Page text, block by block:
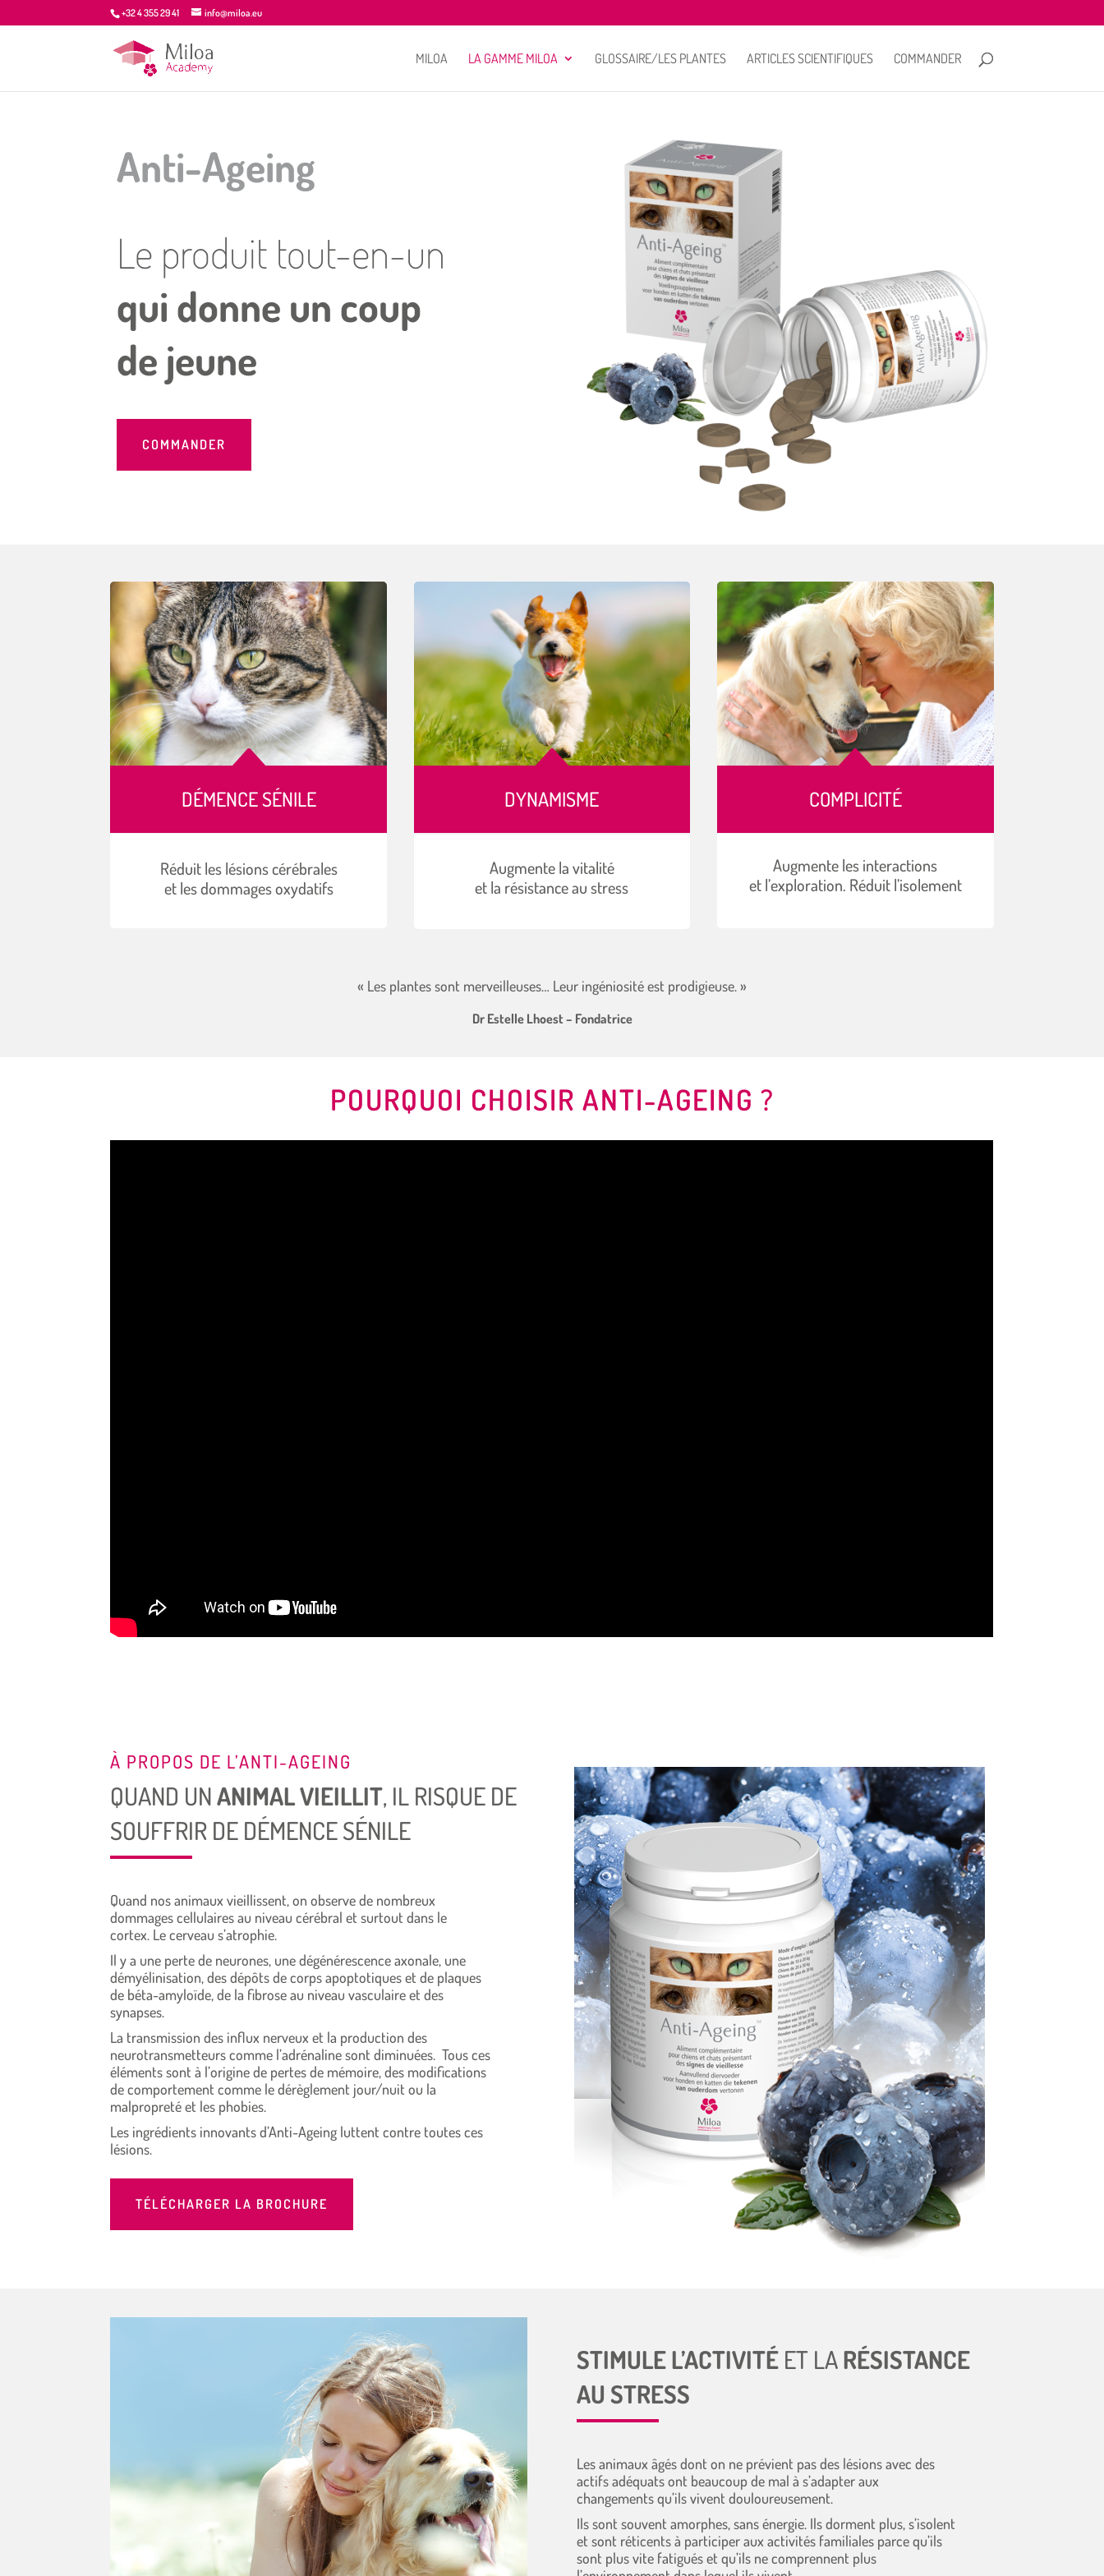
+32 4 355 29 41 info@miloa.eu
MILOA LA GAMME MILOA GLOSSAIRE/LES PLANTES ARTICLES SCIENTIFIQUES COMMANDER
Anti-Ageing
Le produit tout-en-un
qui donne un coup
de jeune
COMMANDER
B
DÉMENCE SÉNILE
Réduit les lésions cérébrales
et les dommages oxydatifs
B
DYNAMISME
Augmente la vitalité
et la résistance au stress
B
COMPLICITÉ
Augmente les interactions
et l’exploration. Réduit l’isolement
« Les plantes sont merveilleuses… Leur ingéniosité est prodigieuse. »
Dr Estelle Lhoest – Fondatrice
POURQUOI CHOISIR ANTI-AGEING ?
À PROPOS DE L’ANTI-AGEING
QUAND UNANIMAL VIEILLIT, IL RISQUE DE
SOUFFRIR DE DÉMENCE SÉNILE
Quand nos animaux vieillissent, on observe de nombreux
dommages cellulaires au niveau cérébral et surtout dans le
cortex. Le cerveau s’atrophie.
Il y a une perte de neurones, une dégénérescence axonale, une
démyélinisation, des dépôts de corps apoptotiques et de plaques
de béta-amyloïde, de la fibrose au niveau vasculaire et des
synapses.
La transmission des influx nerveux et la production des
neurotransmetteurs comme l’adrénaline sont diminuées. Tous ces
éléments sont à l’origine de pertes de mémoire, des modifications
de comportement comme le dérèglement jour/nuit ou la
malpropreté et les phobies.
Les ingrédients innovants d’Anti-Ageing luttent contre toutes ces
lésions.
TÉLÉCHARGER LA BROCHURE
STIMULE L’ACTIVITÉET LARÉSISTANCE
AU STRESS
Les animaux âgés dont on ne prévient pas des lésions avec des
actifs adéquats ont beaucoup de mal à s’adapter aux
changements qu’ils vivent douloureusement.
Ils sont souvent amorphes, sans énergie. Ils dorment plus, s’isolent
et sont réticents à participer aux activités familiales parce qu’ils
sont plus vite fatigués et qu’ils ne comprennent plus